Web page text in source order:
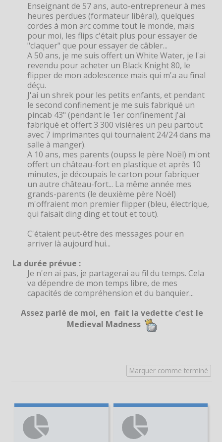
Marquer comme terminé
Enseignant de 57 ans, auto-entrepreneur à mes
heures perdues (formateur libéral), quelques
cordes à mon arc comme tout le monde, mais
pour moi, les flips c'était plus pour essayer de
"claquer" que pour essayer de câbler...
A 50 ans, je me suis offert un White Water, je l'ai
revendu pour acheter un Black Knight 80, le
flipper de mon adolescence mais qui m'a au final
déçu.
J'ai un shrek pour les petits enfants, et pendant
le second confinement je me suis fabriqué un
pincab 43" (pendant le 1er confinement j'ai
fabriqué et offert 3 300 visières un peu partout
avec 7 imprimantes qui tournaient 24/24 dans ma
salle à manger).
A 10 ans, mes parents (oupss le père Noël) m'ont
offert un château-fort en plastique et après 10
minutes, je découpais le carton pour fabriquer
un autre château-fort... La même année mes
grands-parents (le deuxième père Noël)
m'offraient mon premier flipper (bleu, électrique,
qui faisait ding ding et tout et tout).
C'étaient peut-être des messages pour en
arriver là aujourd'hui...
La durée prévue :
Je n'en ai pas, je partagerai au fil du temps. Cela
va dépendre de mon temps libre, de mes
capacités de compréhension et du banquier...
Assez parlé de moi, en fait la vedette c'est le
Medieval Madness